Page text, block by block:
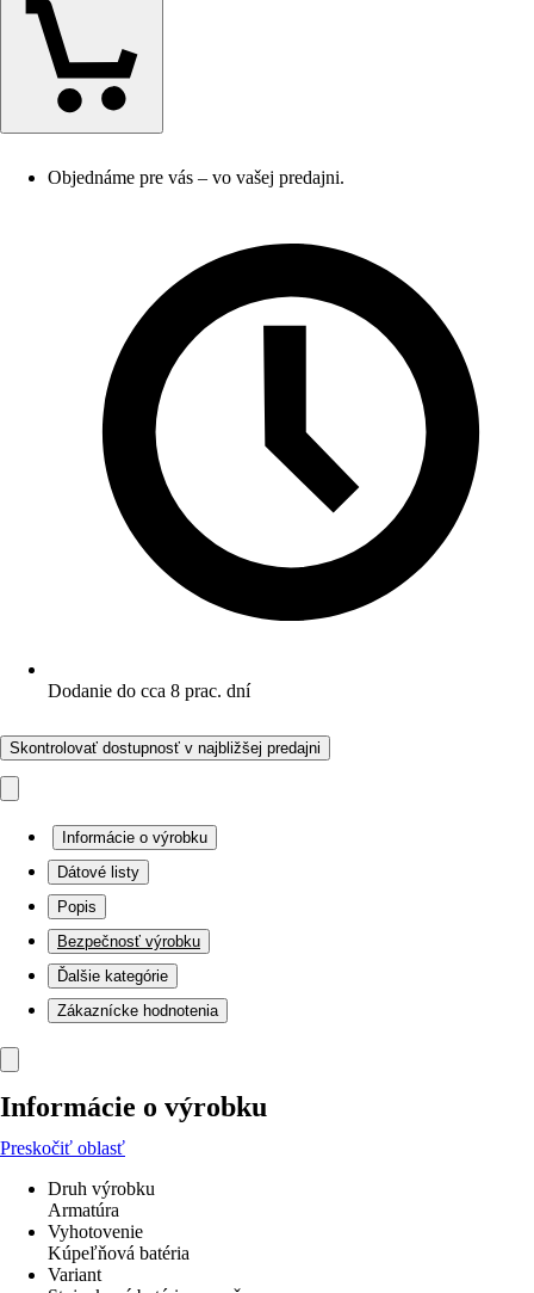
Objednáme pre vás – vo vašej predajni.
Dodanie do cca 8 prac. dní
Skontrolovať dostupnosť v najbližšej predajni
Informácie o výrobku
Dátové listy
Popis
Bezpečnosť výrobku
Ďalšie kategórie
Zákaznícke hodnotenia
Informácie o výrobku
Preskočiť oblasť
Druh výrobku
Armatúra
Vyhotovenie
Kúpeľňová batéria
Variant